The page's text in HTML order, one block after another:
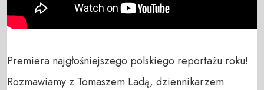
Premiera najgłośniejszego polskiego reportażu roku!
Rozmawiamy z Tomaszem Ladą, dziennikarzem